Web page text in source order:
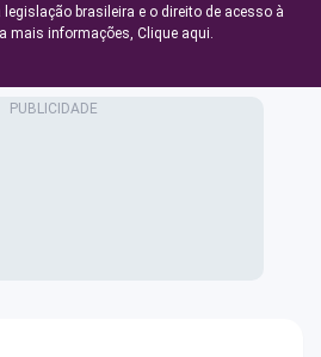
brasileira e o direito de acesso à
mais informações, Clique aqui.